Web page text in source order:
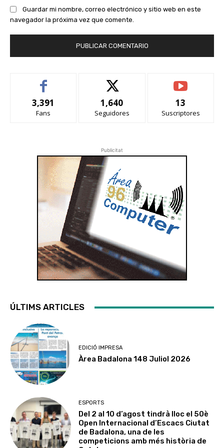
Guardar mi nombre, correo electrónico y sitio web en este
navegador la próxima vez que comente.
3,391
Fans
1,640
Seguidores
13
Suscriptores
Publicitat
ÚLTIMS ARTICLES
EDICIÓ IMPRESA
Àrea Badalona 148 Juliol 2026
ESPORTS
Del 2 al 10 d’agost tindrà lloc el 50è
Open Internacional d’Escacs Ciutat
de Badalona, una de les
competicions amb més història de